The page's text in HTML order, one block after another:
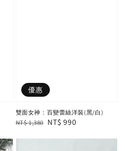
優惠
雙面女神：百變蕾絲洋裝(黑/白)
Regular
NT$ 1,380 Sale
NT$ 990